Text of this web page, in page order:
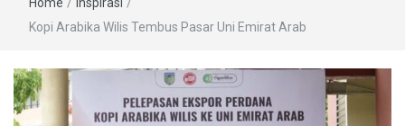
Kopi Arabika Wilis Tembus Pasar Uni Emirat Arab